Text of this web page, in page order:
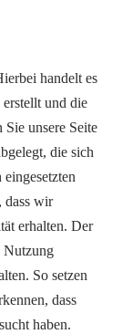
handelt es
und die
unsere Seite
die sich
dass wir
erhalten. Der
Nutzung
So setzen
dass
haben.